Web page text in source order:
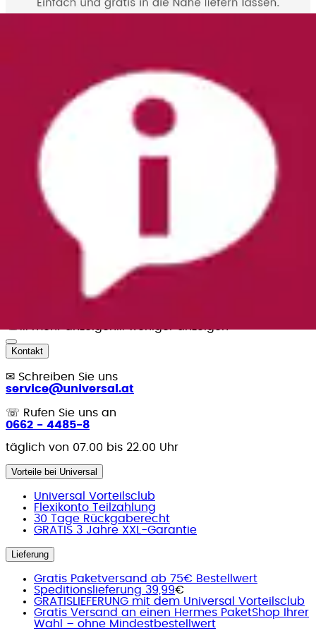
liefern wir an jede gewünschte Adresse innerhalb
z. B. an Ihren Arbeitsplatz oder an Ihren Nachbarn.
Die Rechnung wird in jedem Fall an die
Kontoanschrift geschickt.
Geben Sie bei der Bestellung einfach an, wohin wir
das Paket senden sollen.
Die Lieferung an eine Wunschadresse ist nicht bei
Shopping Tipps
Shopping Tipps überspringen
Angebote des Monats
4K-Fernseher Ecksofas
Hanseatic Haushaltsartikel
Günstige
Esszimmerbänke im
FrontladerBettwäsche 140x200 cm
Damen Hosen
iPhones 16
Kontakt
✉ Schreiben Sie uns
service@universal.at
☏ Rufen Sie uns an
0662 - 4485-8
täglich von 07.00 bis 22.00 Uhr
Vorteile bei Universal
Universal Vorteilsclub
Flexikonto Teilzahlung
30 Tage Rückgaberecht
GRATIS 3 Jahre XXL-Garantie
Lieferung
Gratis Paketversand ab 75€ Bestellwert
Speditionslieferung 39,99€
GRATISLIEFERUNG mit dem Universal Vorteilsclub
Gratis Versand an einen Hermes PaketShop Ihrer
Wahl – ohne Mindestbestellwert